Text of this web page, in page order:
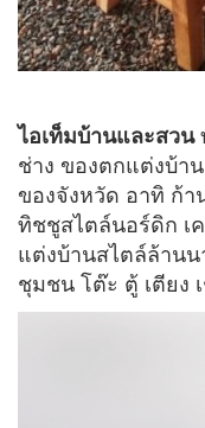
ไอเท็มบ้านและสวน
ช่าง ของตกแต่งบ้า
ของจังหวัด อาทิ ก้
ทิชชูสไตล์นอร์ดิก เ
แต่งบ้านสไตล์ล้าน
ชุมชน โต๊ะ ตู้ เตียง